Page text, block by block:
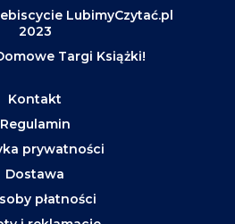
LubimyCzytać.pl
2023
Targi Książki!
Kontakt
Regulamin
prywatności
Dostawa
płatności